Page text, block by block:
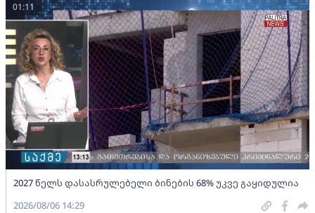
2027 წელს დასასრულებელი ბინების 68% უკვე გაყიდულია
01:11
2026/08/06 14:29